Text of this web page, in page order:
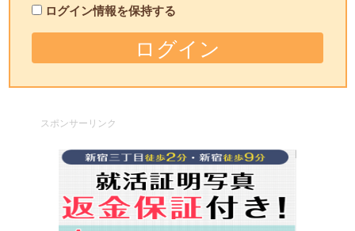
ログイン情報を保持する
スポンサーリンク